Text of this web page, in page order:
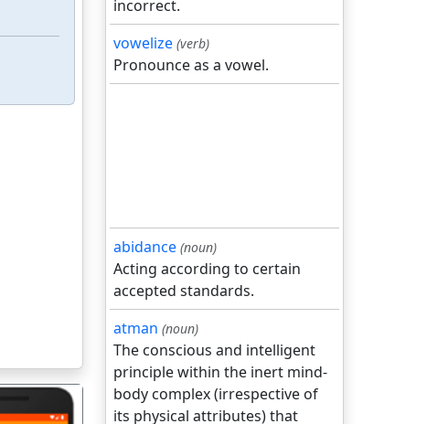
incorrect.
vowelize (verb)
Pronounce as a vowel.
abidance (noun)
Acting according to certain
accepted standards.
atman (noun)
The conscious and intelligent
principle within the inert mind-
body complex (irrespective of
its physical attributes) that